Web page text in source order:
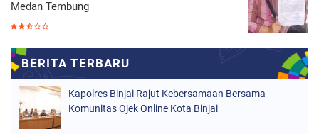
Medan Tembung
Kapolres Binjai Rajut Kebersamaan Bersama
Komunitas Ojek Online Kota Binjai